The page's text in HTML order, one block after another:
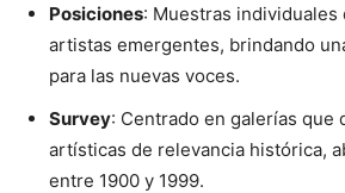
Posiciones: Muestras individuales
artistas emergentes, brindando
para las nuevas voces.
Survey: Centrado en galerías que
artísticas de relevancia histórica,
entre 1900 y 1999.